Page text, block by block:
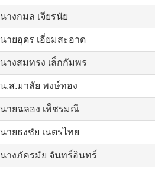
นางกมล เจียรนัย
นายอุดร เอี่ยมสะอาด
นางสมทรง เล็กกัมพร
น.ส.มาลัย พงษ์ทอง
นายฉลอง เพ็ชรมณี
นายธงชัย เนตรไทย
นางภัครมัย จันทร์อินทร์